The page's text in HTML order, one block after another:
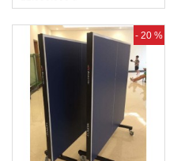
- 20 %